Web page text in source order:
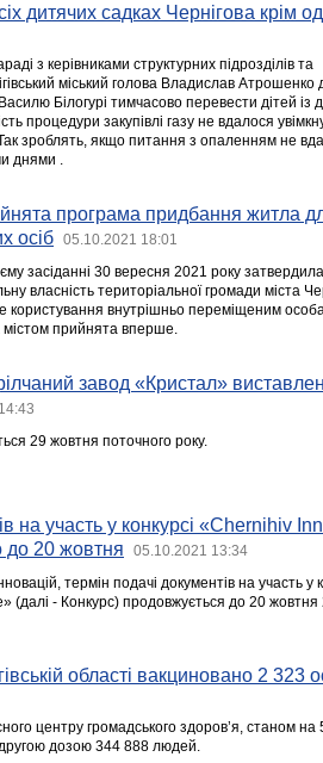
дитячих садках Чернігова крім
з керівниками структурних підрозділів та
міський голова Владислав Атрошенко
Білогурі тимчасово перевести дітей із
процедури закупівлі газу не вдалося
зроблять, якщо питання з опаленням не
днями .
програма придбання житла
осіб
05.10.2021 18:01
засіданні 30 вересня 2021 року затвердила
власність територіальної громади міста
користування внутрішньо переміщеним
прийнята вперше.
завод «Кристал»
29 жовтня поточного року.
на участь у конкурсі «Chernihiv
20 жовтня
05.10.2021 13:34
термін подачі документів на участь у
(далі - Конкурс) продовжується до 20 жовтня
області вакциновано 2 323
центру громадського здоров’я, станом на
дозою 344 888 людей.